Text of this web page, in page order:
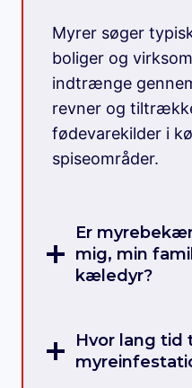
Myrer søger
boliger og
indtrænge
revner og
fødevarekilder i
spiseområder.
Er
mig, min
kæledyr?
Hvor lang tid